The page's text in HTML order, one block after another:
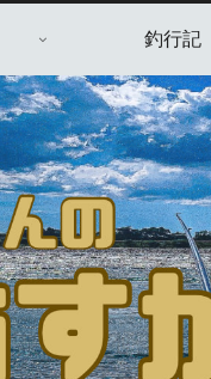
釣行記